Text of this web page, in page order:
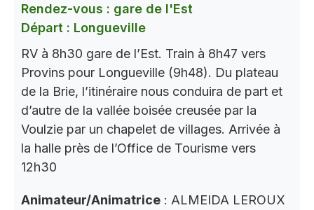
Rendez-vous : gare de l'Est
Départ : Longueville
RV à 8h30 gare de l’Est. Train à 8h47 vers
Provins pour Longueville (9h48). Du plateau
de la Brie, l’itinéraire nous conduira de part et
d’autre de la vallée boisée creusée par la
Voulzie par un chapelet de villages. Arrivée à
la halle près de l’Office de Tourisme vers
12h30
Animateur/Animatrice : ALMEIDA LEROUX